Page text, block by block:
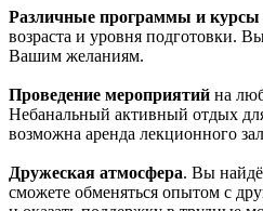
Различные программы и курсы
возраста и уровня подготовки.
Вашим желаниям.
Проведение мероприятий на
Небанальный активный отдых
возможна аренда лекционного
Дружеская атмосфера. Вы
сможете обменяться опытом с